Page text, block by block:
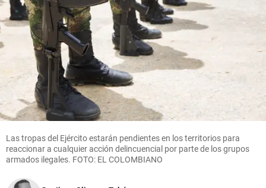
Las tropas del Ejército estarán pendientes en los territorios para
reaccionar a cualquier acción delincuencial por parte de los grupos
armados ilegales. FOTO: EL COLOMBIANO